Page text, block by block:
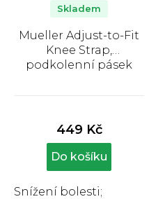
Mueller Adjust-to-Fit
Knee Strap,
podkolenní pásek
produktu
4,3
hvězdiček.
Skladem
449 Kč
Do košíku
Snížení bolesti;